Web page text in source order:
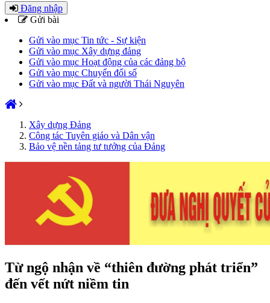
Đăng nhập
Gửi bài
Gửi vào mục Tin tức - Sự kiện
Gửi vào mục Xây dựng đảng
Gửi vào mục Hoạt động của các đảng bộ
Gửi vào mục Chuyển đổi số
Gửi vào mục Đất và người Thái Nguyên
Xây dựng Đảng
Công tác Tuyên giáo và Dân vận
Bảo vệ nền tảng tư tưởng của Đảng
Từ ngộ nhận về “thiên đường phát triển”
đến vết nứt niềm tin